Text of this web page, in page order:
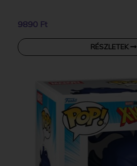
9890 Ft
RÉSZLETEK